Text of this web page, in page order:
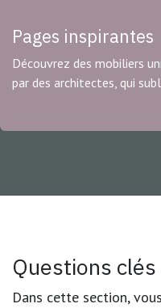
Pages inspirantes
Découvrez des mobiliers
par des architectes, qui
Questions
Dans cette section,